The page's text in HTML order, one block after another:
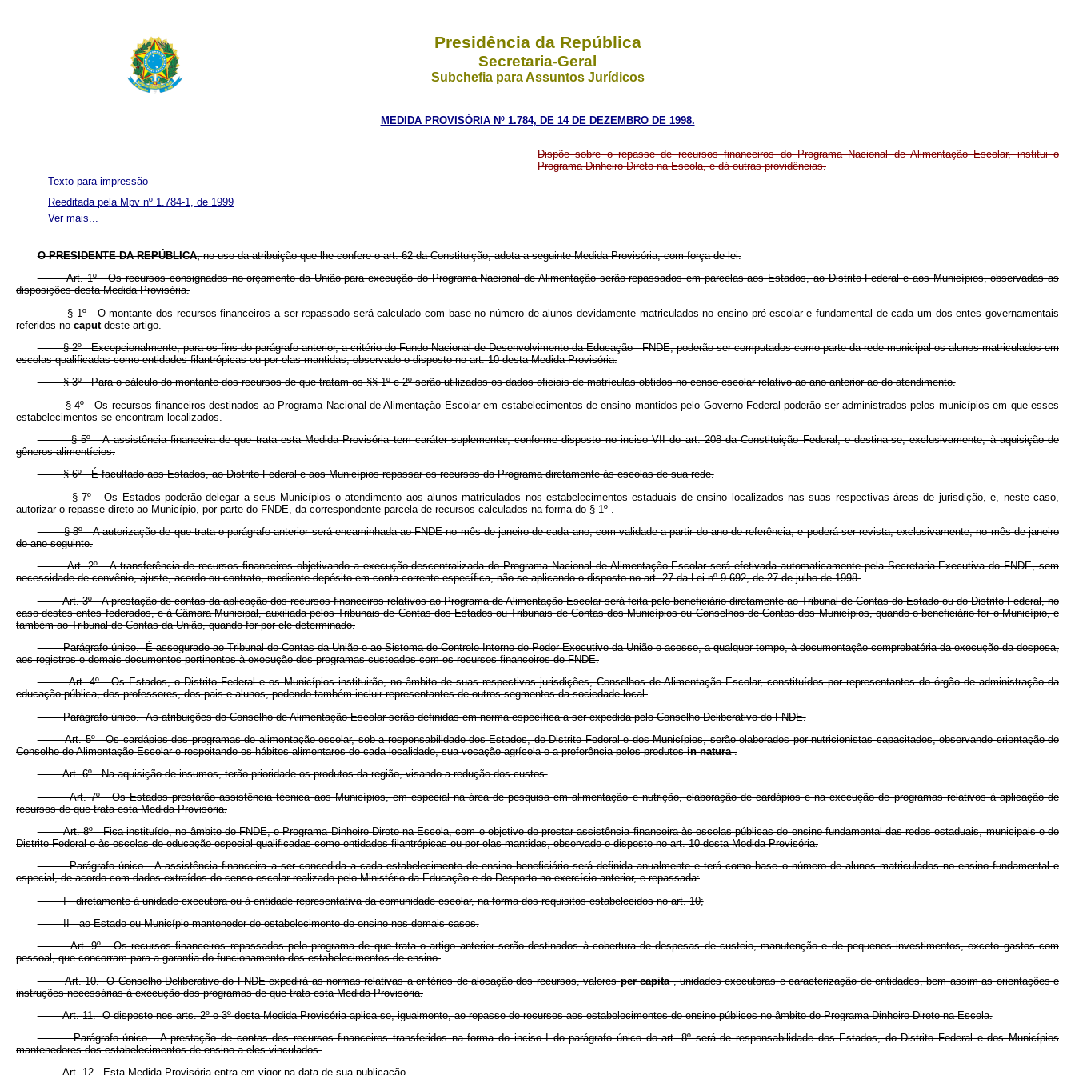
Presidência da República
Secretaria-Geral
Subchefia para Assuntos Jurídicos
MEDIDA PROVISÓRIA Nº 1.784, DE 14 DE DEZEMBRO DE 1998.
Dispõe sobre o repasse de recursos financeiros do Programa Nacional de Alimentação Escolar, institui o
Programa Dinheiro Direto na Escola, e dá outras providências.
Ver mais...
Texto para impressão
Reeditada pela Mpv nº 1.784-1, de 1999
O PRESIDENTE DA REPÚBLICA,no uso da atribuição que lhe confere o art. 62 da Constituição, adota a seguinte Medida Provisória, com força de lei:
Art. 1º Os recursos consignados no orçamento da União para execução do Programa Nacional de Alimentação serão repassados em parcelas aos Estados, ao Distrito Federal e aos Municípios, observadas as
disposições desta Medida Provisória.
§ 1º O montante dos recursos financeiros a ser repassado será calculado com base no número de alunos devidamente matriculados no ensino pré-escolar e fundamental de cada um dos entes governamentais
referidos nocaputdeste artigo.
§ 2º Excepcionalmente, para os fins do parágrafo anterior, a critério do Fundo Nacional de Desenvolvimento da Educação - FNDE, poderão ser computados como parte da rede municipal os alunos matriculados em
escolas qualificadas como entidades filantrópicas ou por elas mantidas, observado o disposto no art. 10 desta Medida Provisória.
§ 3º Para o cálculo do montante dos recursos de que tratam os §§ 1º e 2º serão utilizados os dados oficiais de matrículas obtidos no censo escolar relativo ao ano anterior ao do atendimento.
§ 4º Os recursos financeiros destinados ao Programa Nacional de Alimentação Escolar em estabelecimentos de ensino mantidos pelo Governo Federal poderão ser administrados pelos municípios em que esses
estabelecimentos se encontram localizados.
§ 5º A assistência financeira de que trata esta Medida Provisória tem caráter suplementar, conforme disposto no inciso VII do art. 208 da Constituição Federal, e destina-se, exclusivamente, à aquisição de
gêneros alimentícios.
§ 6º É facultado aos Estados, ao Distrito Federal e aos Municípios repassar os recursos do Programa diretamente às escolas de sua rede.
§ 7º Os Estados poderão delegar a seus Municípios o atendimento aos alunos matriculados nos estabelecimentos estaduais de ensino localizados nas suas respectivas áreas de jurisdição, e, neste caso,
autorizar o repasse direto ao Município, por parte do FNDE, da correspondente parcela de recursos calculados na forma do § 1º .
§ 8º A autorização de que trata o parágrafo anterior será encaminhada ao FNDE no mês de janeiro de cada ano, com validade a partir do ano de referência, e poderá ser revista, exclusivamente, no mês de janeiro
do ano seguinte.
Art. 2º A transferência de recursos financeiros objetivando a execução descentralizada do Programa Nacional de Alimentação Escolar será efetivada automaticamente pela Secretaria Executiva do FNDE, sem
necessidade de convênio, ajuste, acordo ou contrato, mediante depósito em conta-corrente específica, não se aplicando o disposto no art. 27 da Lei nº 9.692, de 27 de julho de 1998.
Art. 3º A prestação de contas da aplicação dos recursos financeiros relativos ao Programa de Alimentação Escolar será feita pelo beneficiário diretamente ao Tribunal de Contas do Estado ou do Distrito Federal, no
caso destes entes federados, e à Câmara Municipal, auxiliada pelos Tribunais de Contas dos Estados ou Tribunais de Contas dos Municípios ou Conselhos de Contas dos Municípios, quando o beneficiário for o Município, e
também ao Tribunal de Contas da União, quando for por ele determinado.
Parágrafo único. É assegurado ao Tribunal de Contas da União e ao Sistema de Controle Interno do Poder Executivo da União o acesso, a qualquer tempo, à documentação comprobatória da execução da despesa,
aos registros e demais documentos pertinentes à execução dos programas custeados com os recursos financeiros do FNDE.
Art. 4º Os Estados, o Distrito Federal e os Municípios instituirão, no âmbito de suas respectivas jurisdições, Conselhos de Alimentação Escolar, constituídos por representantes do órgão de administração da
educação pública, dos professores, dos pais e alunos, podendo também incluir representantes de outros segmentos da sociedade local.
Parágrafo único. As atribuições do Conselho de Alimentação Escolar serão definidas em norma específica a ser expedida pelo Conselho Deliberativo do FNDE.
Art. 5º Os cardápios dos programas de alimentação escolar, sob a responsabilidade dos Estados, do Distrito Federal e dos Municípios, serão elaborados por nutricionistas capacitados, observando orientação do
Conselho de Alimentação Escolar e respeitando os hábitos alimentares de cada localidade, sua vocação agrícola e a preferência pelos produtosin natura.
Art. 6º Na aquisição de insumos, terão prioridade os produtos da região, visando a redução dos custos.
Art. 7º Os Estados prestarão assistência técnica aos Municípios, em especial na área de pesquisa em alimentação e nutrição, elaboração de cardápios e na execução de programas relativos à aplicação de
recursos de que trata esta Medida Provisória.
Art. 8º Fica instituído, no âmbito do FNDE, o Programa Dinheiro Direto na Escola, com o objetivo de prestar assistência financeira às escolas públicas do ensino fundamental das redes estaduais, municipais e do
Distrito Federal e às escolas de educação especial qualificadas como entidades filantrópicas ou por elas mantidas, observado o disposto no art. 10 desta Medida Provisória.
Parágrafo único. A assistência financeira a ser concedida a cada estabelecimento de ensino beneficiário será definida anualmente e terá como base o número de alunos matriculados no ensino fundamental e
especial, de acordo com dados extraídos do censo escolar realizado pelo Ministério da Educação e do Desporto no exercício anterior, e repassada:
I - diretamente à unidade executora ou à entidade representativa da comunidade escolar, na forma dos requisitos estabelecidos no art. 10;
II - ao Estado ou Município mantenedor do estabelecimento de ensino nos demais casos.
Art. 9º Os recursos financeiros repassados pelo programa de que trata o artigo anterior serão destinados à cobertura de despesas de custeio, manutenção e de pequenos investimentos, exceto gastos com
pessoal, que concorram para a garantia do funcionamento dos estabelecimentos de ensino.
Art. 10. O Conselho Deliberativo do FNDE expedirá as normas relativas a critérios de alocação dos recursos, valoresper capita, unidades executoras e caracterização de entidades, bem assim as orientações e
instruções necessárias à execução dos programas de que trata esta Medida Provisória.
Art. 11. O disposto nos arts. 2º e 3º desta Medida Provisória aplica-se, igualmente, ao repasse de recursos aos estabelecimentos de ensino públicos no âmbito do Programa Dinheiro Direto na Escola.
Parágrafo único. A prestação de contas dos recursos financeiros transferidos na forma do inciso I do parágrafo único do art. 8º será de responsabilidade dos Estados, do Distrito Federal e dos Municípios
mantenedores dos estabelecimentos de ensino a eles vinculados.
Art. 12. Esta Medida Provisória entra em vigor na data de sua publicação.